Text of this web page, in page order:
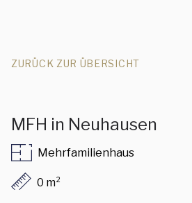
ZURÜCK ZUR ÜBERSICHT
MFH in Neuhausen
Mehrfamilienhaus
0 m²